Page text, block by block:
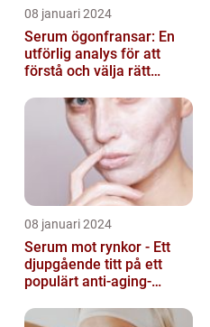
08 januari 2024
Serum ögonfransar: En
utförlig analys för att
förstå och välja rätt
08 januari 2024
Serum mot rynkor - Ett
djupgående titt på ett
populärt anti-aging-
hudens åld...